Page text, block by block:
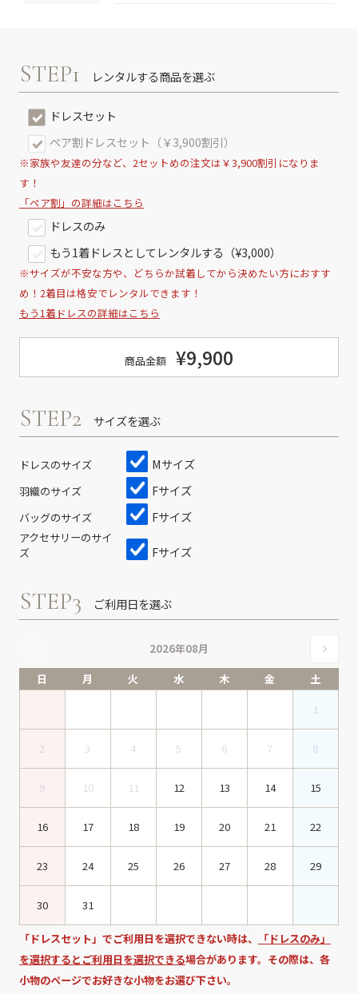
STEP1 レンタルする商品を選ぶ
ドレスセット
ペア割ドレスセット（￥3,900割引）
※家族や友達の分など、2セットめの注文は￥3,900割引になりま
す！
「ペア割」の詳細はこちら
ドレスのみ
もう1着ドレスとしてレンタルする（¥3,000）
※サイズが不安な方や、どちらか試着してから決めたい方におすす
め！2着目は格安でレンタルできます！
もう1着ドレスの詳細はこちら
商品金額 ¥9,900
STEP2 サイズを選ぶ
ドレスのサイズ Mサイズ
羽織のサイズ Fサイズ
バッグのサイズ Fサイズ
アクセサリーのサイ
ズ
Fサイズ
STEP3 ご利用日を選ぶ
2026年08月
日
月 火 水 木 金
土
1
2 3 4 5 6 7 8
9 10 11 12 13 14 15
16 17 18 19 20 21 22
23 24 25 26 27 28 29
30 31
「ドレスセット」でご利用日を選択できない時は、
「ドレスのみ」
を選択するとご利用日を選択できる場合があります。その際は、各
小物のページでお好きな小物をお選び下さい。